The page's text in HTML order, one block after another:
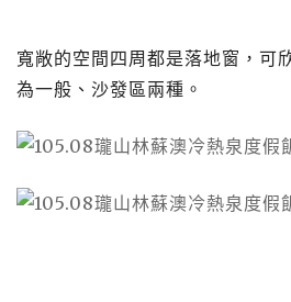
寬敞的空間四周都是落地窗，可
為一般、沙發區兩種。